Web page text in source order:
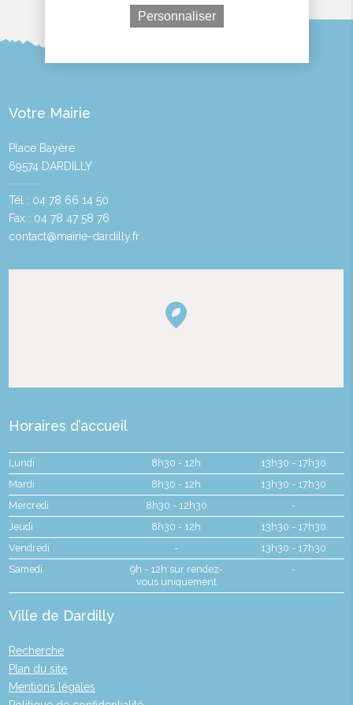
Votre Mairie
Place Bayère
69574 DARDILLY
Tél : 04 78 66 14 50
Fax : 04 78 47 58 76
contact@mairie-dardilly.fr
Horaires d’accueil
Lundi 8h30 - 12h
13h30 - 17h30
Mardi
8h30 - 12h
13h30 - 17h30
Mercredi
8h30 - 12h30
-
Jeudi
8h30 - 12h
13h30 - 17h30
Vendredi
-
13h30 - 17h30
Samedi
9h - 12h sur rendez-
vous uniquement
-
Ville de Dardilly
Recherche
Plan du site
Mentions légales
Personnaliser